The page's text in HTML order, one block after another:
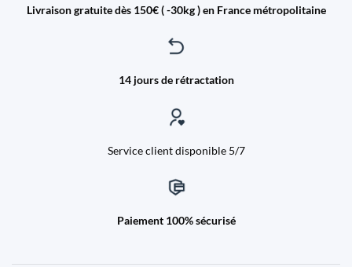
Livraison gratuite dès 150€ ( -30kg ) en France métropolitaine
14 jours de rétractation
Service client disponible 5/7
Paiement 100% sécurisé